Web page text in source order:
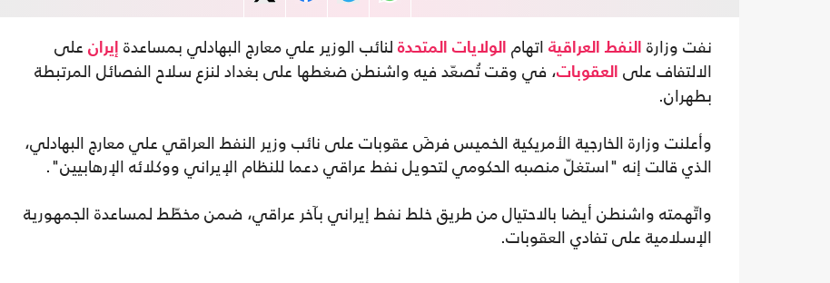
نفت وزارة النفط العراقية اتهام الولايات المتحدة لنائب الوزير علي معارج البهادلي بمساعدة إيران على
الالتفاف على
العقوبات، في وقت تُصعّد فيه واشنطن ضغطها على بغداد لنزع سلاح الفصائل المرتبطة
بطهران.
وأعلنت وزارة الخارجية الأمريكية الخميس فرضَ عقوبات على نائب وزير النفط العراقي علي معارج البهادلي،
الذي قالت إنه "استغلّ منصبه الحكومي لتحويل نفط عراقي دعما للنظام الإيراني ووكلائه الإرهابيين".
واتّهمته واشنطن أيضا بالاحتيال من طريق خلط نفط إيراني بآخر عراقي، ضمن مخطّط لمساعدة الجمهورية
الإسلامية على تفادي العقوبات.